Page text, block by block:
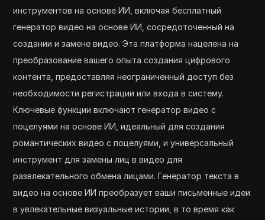
инструментов на основе ИИ, включая бесплатный
генератор видео на основе ИИ, сосредоточенный на
создании и замене видео. Эта платформа нацелена на
преобразование вашего опыта создания цифрового
контента, предоставляя неограниченный доступ без
необходимости регистрации или входа в систему.
Ключевые функции включают генератор видео с
поцелуями на основе ИИ, идеальный для создания
романтических видео с поцелуями, и универсальный
инструмент для замены лиц в видео для
развлекательного обмена лицами. Генератор текста в
видео на основе ИИ преобразует ваши письменные идеи
в увлекательные визуальные истории, в то время как